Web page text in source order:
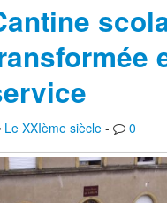
Le XXIème siècle- 0